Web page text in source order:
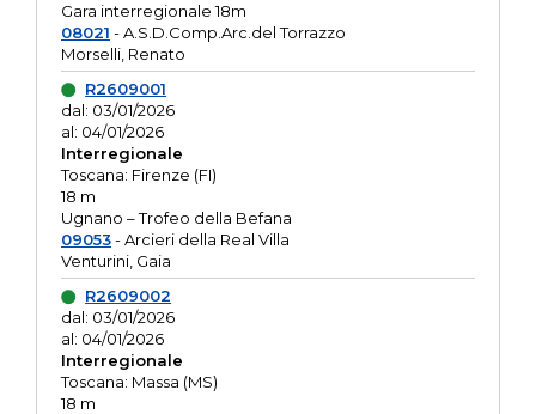
Gara interregionale 18m
08021 - A.S.D.Comp.Arc.del Torrazzo
Morselli, Renato
R2609001
dal: 03/01/2026
al: 04/01/2026
Interregionale
Toscana: Firenze (FI)
18 m
Ugnano – Trofeo della Befana
09053- Arcieri della Real Villa
Venturini, Gaia
R2609002
dal: 03/01/2026
al: 04/01/2026
Interregionale
Toscana: Massa (MS)
18 m